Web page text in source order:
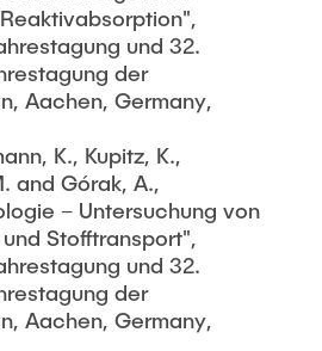
und 32.
der
Aachen, Germany,
K., Kupitz, K.,
and Górak, A.,
– Untersuchung von
Stofftransport",
und 32.
der
Aachen, Germany,